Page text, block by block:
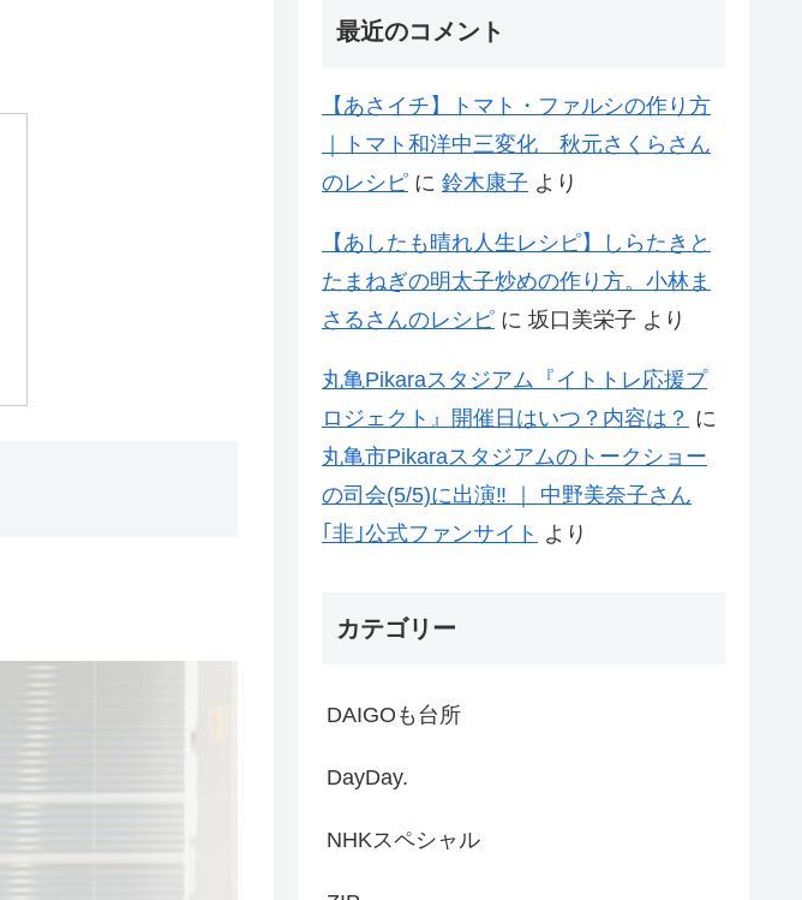
最近のコメント
【あさイチ】トマト・ファルシの作り方
｜トマト和洋中三変化 秋元さくらさん
のレシピ に 鈴木康子 より
【あしたも晴れ人生レシピ】しらたきと
たまねぎの明太子炒めの作り方。小林ま
さるさんのレシピ に 坂口美栄子 より
丸亀Pikaraスタジアム『イトトレ応援プ
ロジェクト』開催日はいつ？内容は？ に
丸亀市Pikaraスタジアムのトークショー
の司会(5/5)に出演‼ ｜ 中野美奈子さん
｢非｣公式ファンサイト より
カテゴリー
DAIGOも台所
DayDay.
NHKスペシャル